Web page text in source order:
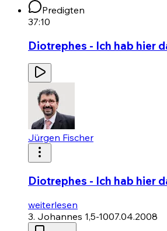
Predigten
37:10
Diotrephes - Ich hab hier
Jürgen Fischer
Diotrephes - Ich hab hier
weiterlesen
3. Johannes 1,5-1007.04.2008